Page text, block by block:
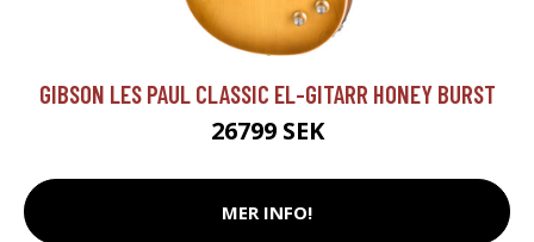
GIBSON LES PAUL CLASSIC EL-GITARR HONEY BURST
26799 SEK
MER INFO!